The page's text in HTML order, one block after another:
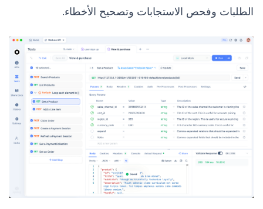
الطلبات وفحص الاستجابات وتصحيح الأخطاء.